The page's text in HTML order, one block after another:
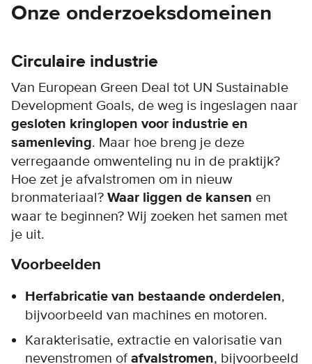
Onze onderzoeksdomeinen
Circulaire industrie
Van European Green Deal tot UN Sustainable
Development Goals, de weg is ingeslagen naar
gesloten kringlopen voor industrie en
samenleving. Maar hoe breng je deze
verregaande omwenteling nu in de praktijk?
Hoe zet je afvalstromen om in nieuw
bronmateriaal? Waar liggen de kansen en
waar te beginnen? Wij zoeken het samen met
je uit.
Voorbeelden
Herfabricatie van bestaande onderdelen,
bijvoorbeeld van machines en motoren.
Karakterisatie, extractie en valorisatie van
nevenstromen of afvalstromen, bijvoorbeeld